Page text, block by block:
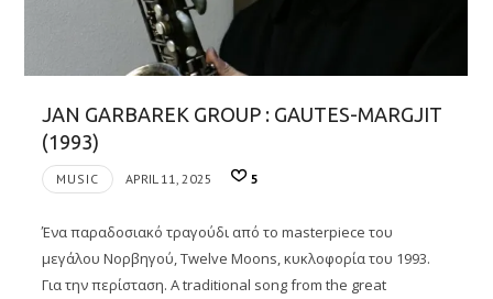
JAN GARBAREK GROUP : GAUTES-MARGJIT
(1993)
MUSIC APRIL 11, 2025 5
Ένα παραδοσιακό τραγούδι από το masterpiece του
μεγάλου Νορβηγού, Twelve Moons, κυκλοφορία του 1993.
Για την περίσταση. A traditional song from the great